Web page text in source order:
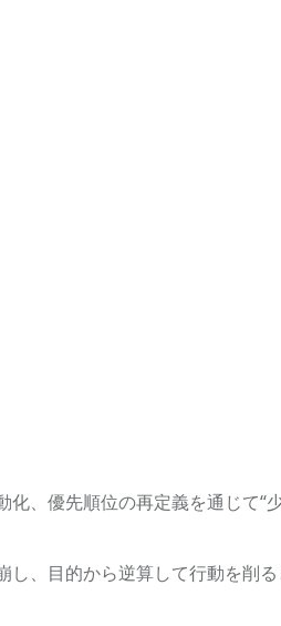
、優先順位の再定義を通じて“
、目的から逆算して行動を削